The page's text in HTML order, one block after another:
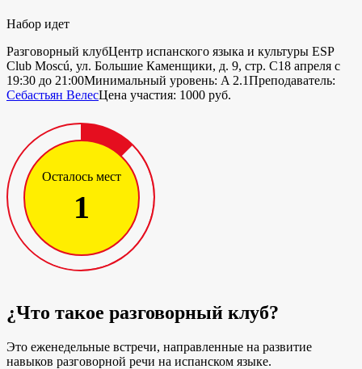
Набор идет
Разговорный клубЦентр испанского языка и культуры ESP
Club Moscú, ул. Большие Каменщики, д. 9, стр. С18 апреля с
19:30 до 21:00Минимальный уровень: A 2.1Преподаватель:
Себастьян ВелесЦена участия: 1000 руб.
Осталось мест
1
¿Что такое разговорный клуб?
Это еженедельные встречи, направленные на развитие
навыков разговорной речи на испанском языке.